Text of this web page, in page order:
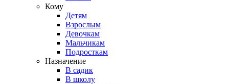
Кому
Детям
Взрослым
Девочкам
Мальчикам
Подросткам
Назначение
В садик
В школу